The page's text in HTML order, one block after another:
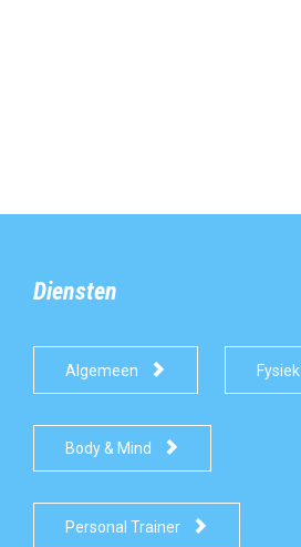
Diensten
Algemeen  Fysiek
Body & Mind 
Personal Trainer 